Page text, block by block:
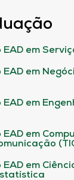
em
em
em
em
em